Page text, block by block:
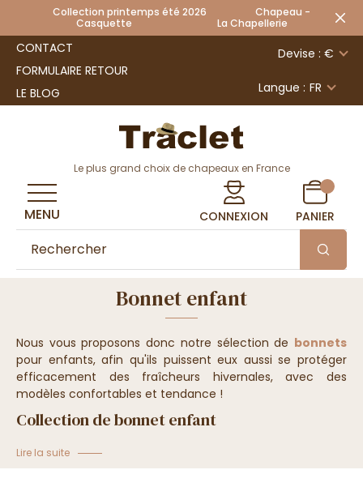
Collection printemps été 2026 Chapeau -
Casquette La Chapellerie
CONTACT
FORMULAIRE RETOUR
LE BLOG
Devise : €
Langue : FR
Le plus grand choix de chapeaux en France
CONNEXION PANIER
MENU
Bonnet enfant
Nous vous proposons donc notre sélection de bonnets
pour enfants, afin qu'ils puissent eux aussi se protéger
efficacement des fraîcheurs hivernales, avec des
modèles confortables et tendance !
Collection de bonnet enfant
Lire la suite